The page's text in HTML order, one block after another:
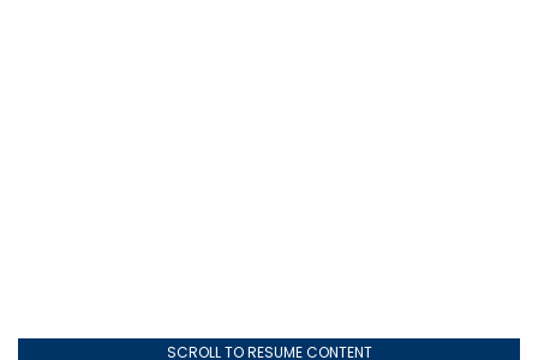
SCROLL TO RESUME CONTENT